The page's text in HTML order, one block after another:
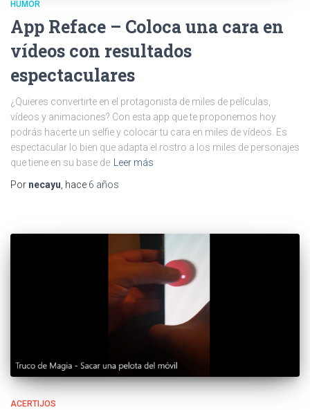
HUMOR
App Reface – Coloca una cara en
vídeos con resultados
espectaculares
¿Quieres convertirte en el protagonista de miles de películas,
vídeos y animaciones? Con esta app que te proponemos hoy
podrás hacerte un selfie y colocar tu cara en miles de vídeos. Es
espectacular lo bien que adapta el rostro a los miles de personajes
que tiene en su base de
Leer más
Por necayu , hace 6 años
ACERTIJOS